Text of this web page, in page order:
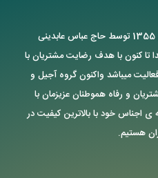
آجیل و خشکبار عابدینی در سال 1355 توسط حاج عباس عابدینی
تا کنون با هدف رضایت مشتریان با
میباشد واکنون گروه آجیل و
و رفاه هموطنان عزیزمان با
ی اجناس خود با بالاترین کیفیت در
هستیم.